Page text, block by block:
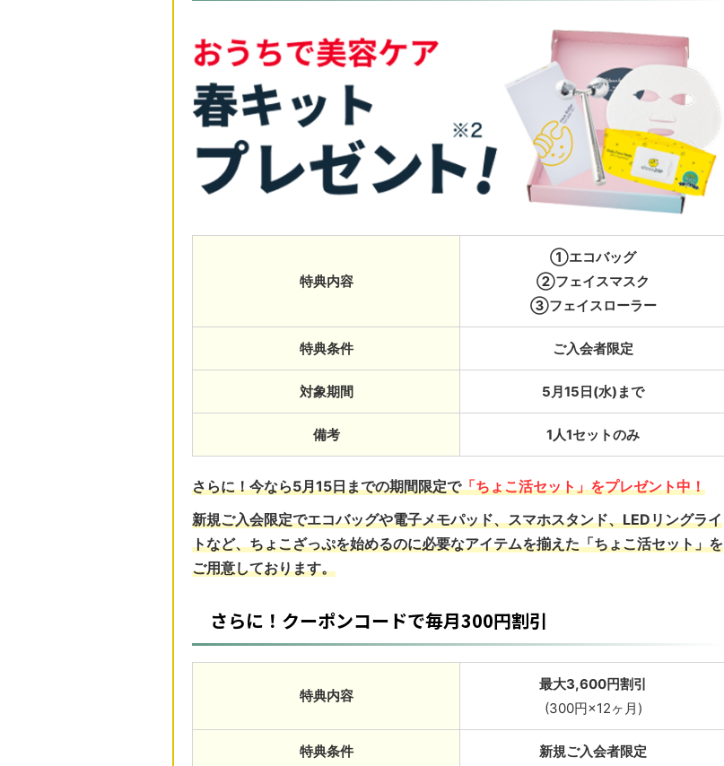
特典内容
①エコバッグ
②フェイスマスク
③フェイスローラー
特典条件 ご入会者限定
対象期間 5月15日(水)まで
備考 1人1セットのみ
さらに！今なら5月15日までの期間限定で「ちょこ活セット」をプレゼント中！
新規ご入会限定でエコバッグや電子メモパッド、スマホスタンド、LEDリングライ
トなど、ちょこざっぷを始めるのに必要なアイテムを揃えた「ちょこ活セット」を
ご用意しております。
さらに！クーポンコードで毎月300円割引
特典内容
最大3,600円割引
(300円×12ヶ月)
特典条件 新規ご入会者限定